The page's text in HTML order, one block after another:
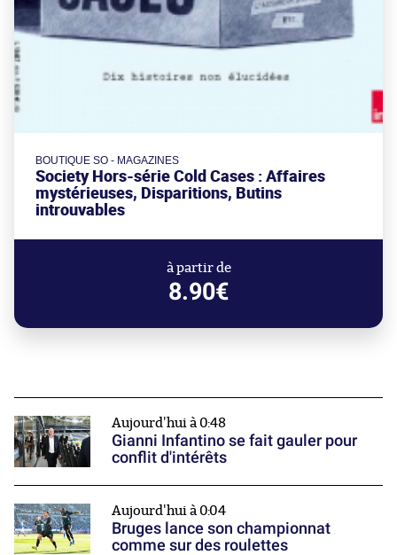
BOUTIQUE SO - MAGAZINES
Society Hors-série Cold Cases : Affaires
mystérieuses, Disparitions, Butins
introuvables
à partir de
8.90€
Aujourd'hui à 0:48
Gianni Infantino se fait gauler pour
conflit d'intérêts
Aujourd'hui à 0:04
Bruges lance son championnat
comme sur des roulettes